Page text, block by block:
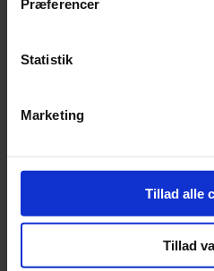
Præferencer
Statistik
Marketing
Tillad alle
Tillad
rådgivningsvirksomhed,
Beierholm har ca. 1.600
Beierholm har en årlig
fordoblet både
Beierholm er medlem af